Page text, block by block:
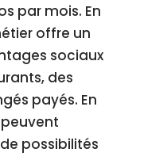
par mois. En
offre un
sociaux
des
payés. En
possibilités